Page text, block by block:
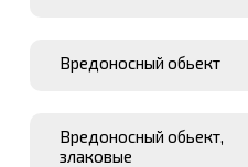
Вредоносный обьект
Вредоносный обьект,
злаковые